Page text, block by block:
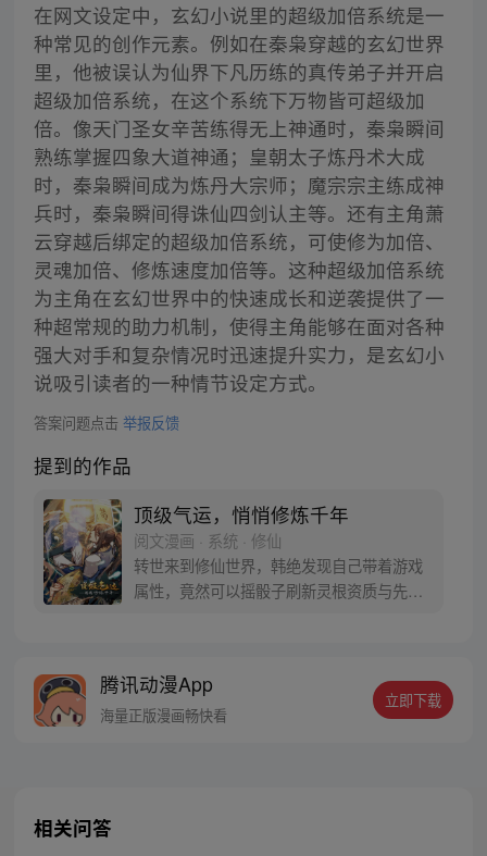
在网文设定中，玄幻小说里的超级加倍系统是一
种常见的创作元素。例如在秦枭穿越的玄幻世界
里，他被误认为仙界下凡历练的真传弟子并开启
超级加倍系统，在这个系统下万物皆可超级加
倍。像天门圣女辛苦练得无上神通时，秦枭瞬间
熟练掌握四象大道神通；皇朝太子炼丹术大成
时，秦枭瞬间成为炼丹大宗师；魔宗宗主练成神
兵时，秦枭瞬间得诛仙四剑认主等。还有主角萧
云穿越后绑定的超级加倍系统，可使修为加倍、
灵魂加倍、修炼速度加倍等。这种超级加倍系统
为主角在玄幻世界中的快速成长和逆袭提供了一
种超常规的助力机制，使得主角能够在面对各种
强大对手和复杂情况时迅速提升实力，是玄幻小
说吸引读者的一种情节设定方式。
答案问题点击 举报反馈
提到的作品
顶级气运，悄悄修炼千年
阅文漫画 · 系统 · 修仙
转世来到修仙世界，韩绝发现自己带着游戏
属性，竟然可以摇骰子刷新灵根资质与先天
间时，韩绝不得不出手。他这才发现，好像
仙神也不过如此……
腾讯动漫App
海量正版漫画畅快看
立即下载
相关问答